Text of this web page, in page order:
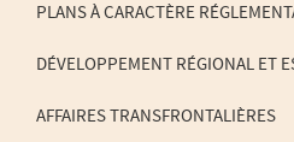
MENU
DE
NAVIGATION
PLANS À CARACTÈRE
DÉVELOPPEMENT RÉGIONAL ET
AFFAIRES TRANSFRONTALIÈRES